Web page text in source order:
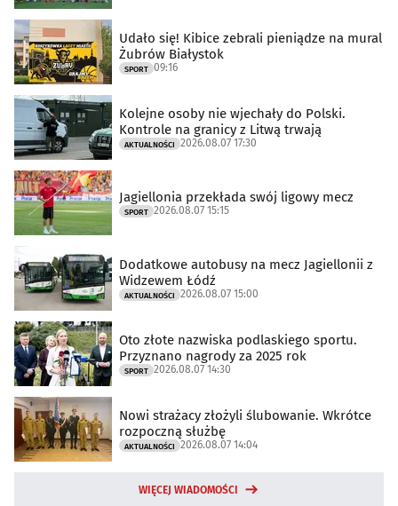
Udało się! Kibice zebrali pieniądze na mural
Żubrów Białystok
SPORT 09:16
Kolejne osoby nie wjechały do Polski.
Kontrole na granicy z Litwą trwają
AKTUALNOŚCI 2026.08.07 17:30
Jagiellonia przekłada swój ligowy mecz
SPORT 2026.08.07 15:15
Dodatkowe autobusy na mecz Jagiellonii z
Widzewem Łódź
AKTUALNOŚCI 2026.08.07 15:00
Oto złote nazwiska podlaskiego sportu.
Przyznano nagrody za 2025 rok
SPORT 2026.08.07 14:30
Nowi strażacy złożyli ślubowanie. Wkrótce
rozpoczną służbę
AKTUALNOŚCI 2026.08.07 14:04
WIĘCEJ WIADOMOŚCI